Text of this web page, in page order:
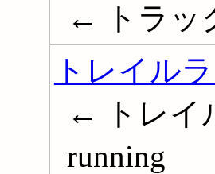
← トラッ
トレイル
← トレイ
running